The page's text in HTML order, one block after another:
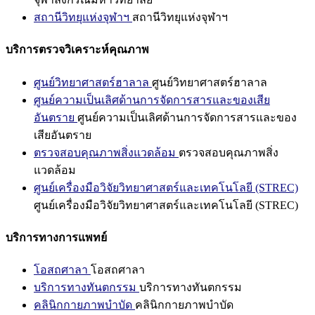
สถานีวิทยุแห่งจุฬาฯ สถานีวิทยุแห่งจุฬาฯ
บริการตรวจวิเคราะห์คุณภาพ
ศูนย์วิทยาศาสตร์ฮาลาล ศูนย์วิทยาศาสตร์ฮาลาล
ศูนย์ความเป็นเลิศด้านการจัดการสารและของเสีย
อันตราย ศูนย์ความเป็นเลิศด้านการจัดการสารและของ
เสียอันตราย
ตรวจสอบคุณภาพสิ่งแวดล้อม ตรวจสอบคุณภาพสิ่ง
แวดล้อม
ศูนย์เครื่องมือวิจัยวิทยาศาสตร์และเทคโนโลยี (STREC)
ศูนย์เครื่องมือวิจัยวิทยาศาสตร์และเทคโนโลยี (STREC)
บริการทางการแพทย์
โอสถศาลา โอสถศาลา
บริการทางทันตกรรม บริการทางทันตกรรม
คลินิกกายภาพบำบัด คลินิกกายภาพบำบัด